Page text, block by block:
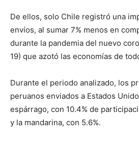
De ellos, solo Chile registró una
envíos, al sumar 7% menos en
durante la pandemia del nuevo
19) que azotó las economías de
Durante el periodo analizado, los
peruanos enviados a Estados
espárrago, con 10.4% de
y la mandarina, con 5.6%.